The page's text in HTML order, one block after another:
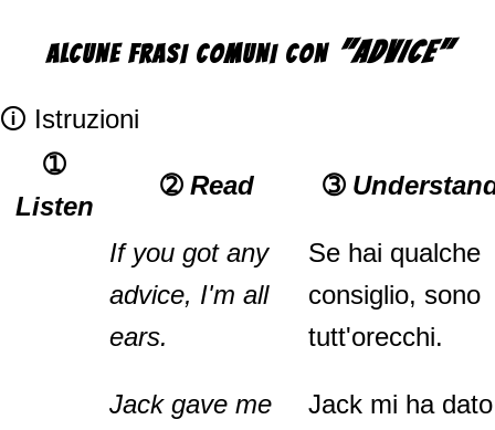
ALCUNE FRASI COMUNI CON "ADVICE"
🛈 Istruzioni
➀
Listen
➁ Read ➂
If you got any
advice, I'm all
ears.
Se hai qualche
consiglio, sono
tutt'orecchi.
Jack gave me
Jack mi ha dato